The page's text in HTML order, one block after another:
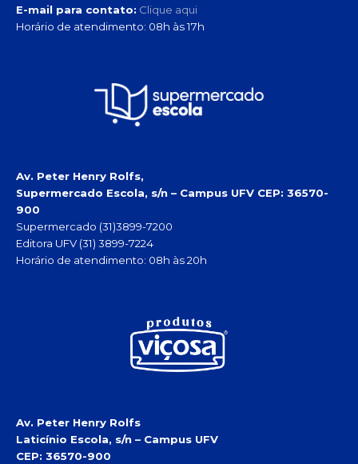
E-mail para contato: Clique aqui
Horário de atendimento: 08h às 17h
Av. Peter Henry Rolfs,
Supermercado Escola, s/n – Campus UFV CEP: 36570-
900
Supermercado (31)3899-7200
Editora UFV (31) 3899-7224
Horário de atendimento: 08h às 20h
Av. Peter Henry Rolfs
Laticínio Escola, s/n – Campus UFV
CEP: 36570-900